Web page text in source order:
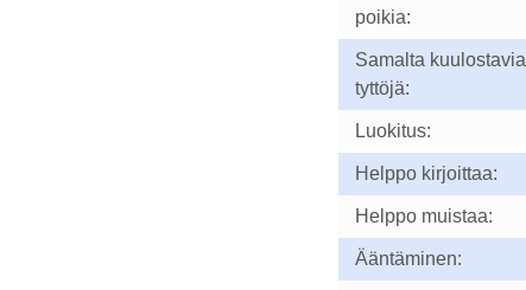
poikia:
Samalta kuulostavia
tyttöjä:
Luokitus:
Helppo kirjoittaa:
Helppo muistaa:
Ääntäminen: